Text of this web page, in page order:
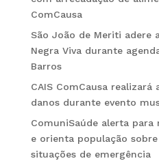
ComCausa
São João de Meriti adere
Negra Viva durante
Barros
CAIS ComCausa realizará
danos durante evento
ComuniSaúde alerta
e orienta população
situações de emergência